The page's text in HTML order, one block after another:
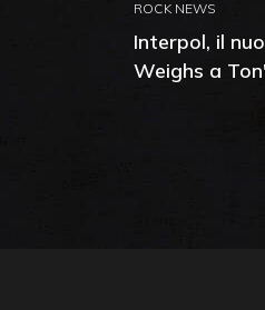
ROCK NEWS
Interpol, il
Weighs a